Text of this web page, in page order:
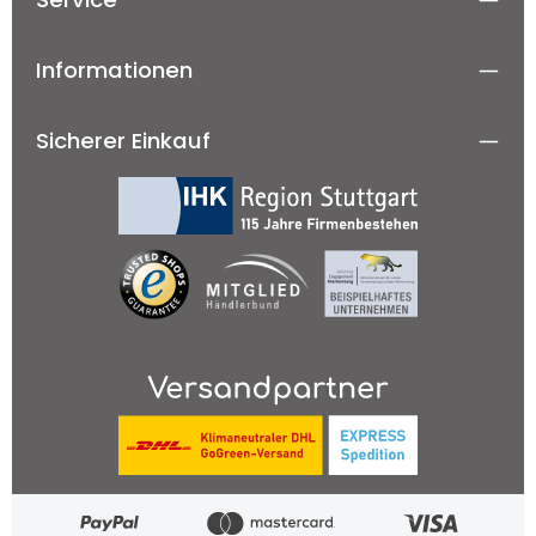
Informationen
Sicherer Einkauf